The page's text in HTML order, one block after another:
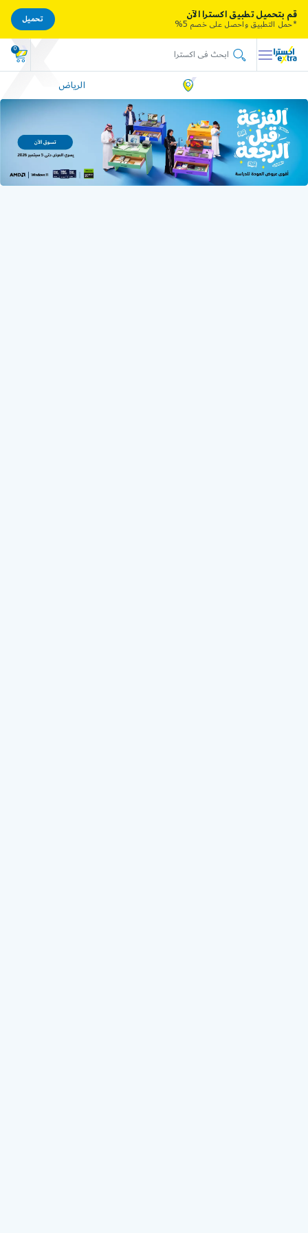
0
الرياض
قم بتحميل تطبيق اكسترا الآن
*حمل التطبيق واحصل على خصم 5%
تحميل